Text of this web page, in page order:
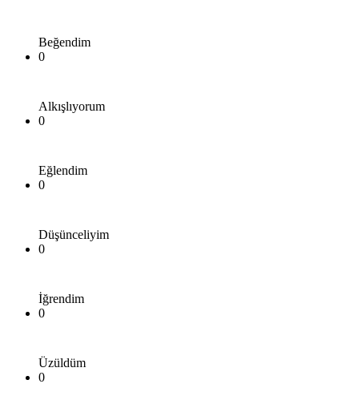
Beğendim
0
Alkışlıyorum
0
Eğlendim
0
Düşünceliyim
0
İğrendim
0
Üzüldüm
0